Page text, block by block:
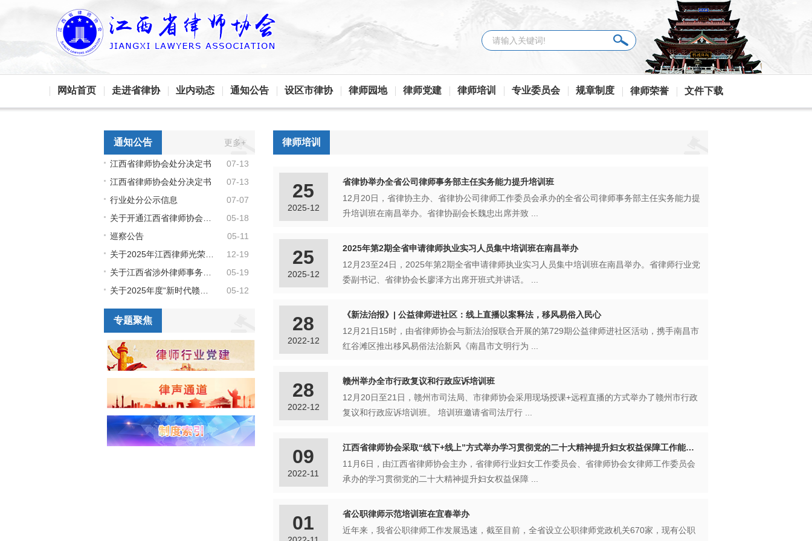
网站首页 走进省律协 业内动态 通知公告 设区市律协 律师园地 律师党建 律师培训 专业委员会 规章制度 律师荣誉 文件下载
通知公告 更多+
江西省律师协会处分决定书
07-13
江西省律师协会处分决定书
07-13
行业处分公示信息
07-07
05-18
巡察公告
05-11
12-19
05-19
05-12
专题聚焦
律师培训
25
2025-12
省律协举办全省公司律师事务部主任实务能力提升培训班
12月20日，省律协主办、省律协公司律师工作委员会承办的全省公司律师事务部主任实务能力提
25
2025-12
2025年第2期全省申请律师执业实习人员集中培训班在南昌举办
12月23至24日，2025年第2期全省申请律师执业实习人员集中培训班在南昌举办。省律师行业党
28
2022-12
《新法治报》| 公益律师进社区：线上直播以案释法，移风易俗入民心
12月21日15时，由省律师协会与新法治报联合开展的第729期公益律师进社区活动，携手南昌市
28
2022-12
赣州举办全市行政复议和行政应诉培训班
12月20日至21日，赣州市司法局、市律师协会采用现场授课+远程直播的方式举办了赣州市行政
09
2022-11
江西省律师协会采取“线下+线上”方式举办学习贯彻党的二十大精神提升妇女权益保障工作能力培训班
11月6日，由江西省律师协会主办，省律师行业妇女工作委员会、省律师协会女律师工作委员会
01
省公职律师示范培训班在宜春举办
近年来，我省公职律师工作发展迅速，截至目前，全省设立公职律师党政机关670家，现有公职